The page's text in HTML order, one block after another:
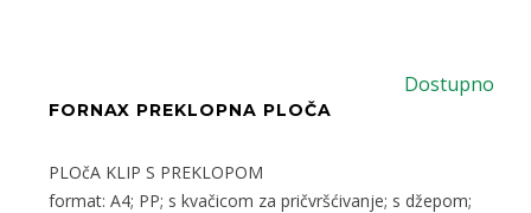
Dostupno
FORNAX PREKLOPNA PLOČA
PLOčA KLIP S PREKLOPOM
format: A4; PP; s kvačicom za pričvršćivanje; s džepom;